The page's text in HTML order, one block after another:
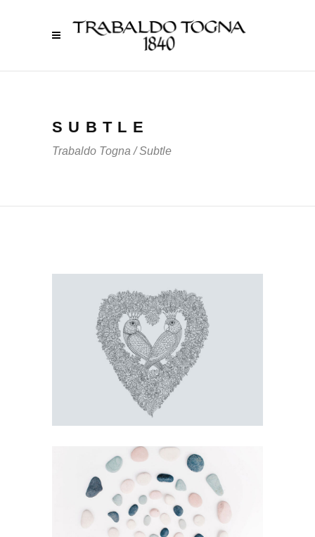
SUBTLE
Trabaldo Togna /Subtle